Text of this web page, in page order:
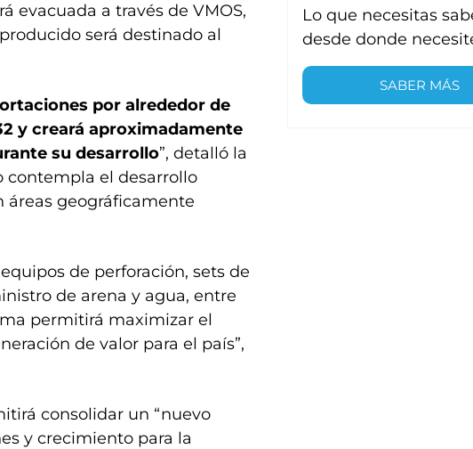
evacuada a través de VMOS,
será destinado al
por alrededor de
y creará aproximadamente
su desarrollo”, detalló la
contempla el desarrollo
geográficamente
de perforación, sets de
de arena y agua, entre
permitirá maximizar el
de valor para el país”,
consolidar un “nuevo
y crecimiento para la
Lo que necesitas
desde donde
SABER MÁS